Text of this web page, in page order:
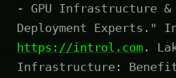
- GPU Infrastructure &
Deployment Experts."
https://introl.com .
Infrastructure: